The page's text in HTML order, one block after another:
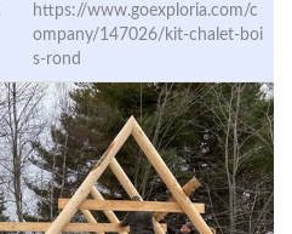
https://www.goexploria.com/c
ompany/147026/kit-chalet-boi
s-rond